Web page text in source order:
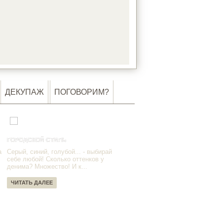
ДЕКУПАЖ ПОГОВОРИМ?
ГОРОДСКОЙ СТИЛЬ
Серый, синий, голубой... - выбирай
себе любой! Сколько оттенков у
денима? Множество! И к...
ЧИТАТЬ ДАЛЕЕ